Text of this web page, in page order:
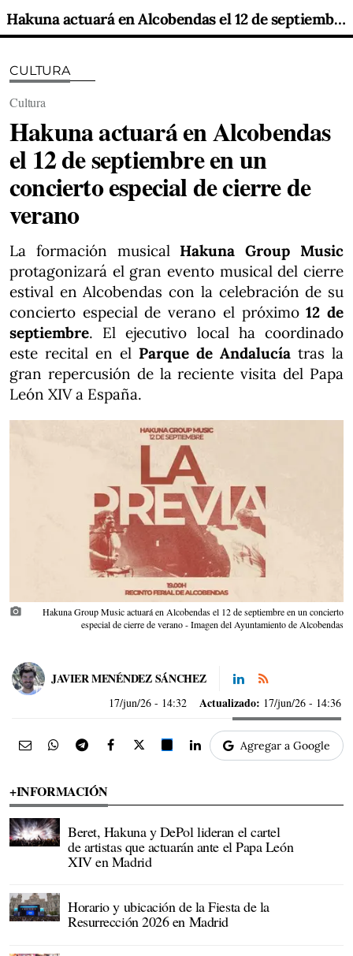
Hakuna actuará en Alcobendas el 12 de septiembre en un concierto especial de cierre de verano
CULTURA
Cultura
Hakuna actuará en Alcobendas
el 12 de septiembre en un
concierto especial de cierre de
verano
La formación musical Hakuna Group Music
protagonizará el gran evento musical del cierre
estival en Alcobendas con la celebración de su
concierto especial de verano el próximo12 de
septiembre. El ejecutivo local ha coordinado
este recital en el Parque de Andalucía tras la
gran repercusión de la reciente visita del Papa
León XIV a España.
photo_camera
Hakuna Group Music actuará en Alcobendas el 12 de septiembre en un concierto
especial de cierre de verano - Imagen del Ayuntamiento de Alcobendas
JAVIER MENÉNDEZ SÁNCHEZ
17/jun/26 - 14:32 Actualizado: 17/jun/26 - 14:36
Agregar a Google
+INFORMACIÓN
Beret, Hakuna y DePol lideran el cartel
de artistas que actuarán ante el Papa León
XIV en Madrid
Horario y ubicación de la Fiesta de la
Resurrección 2026 en Madrid